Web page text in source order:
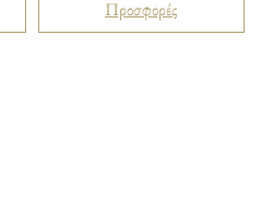
Προσφορές